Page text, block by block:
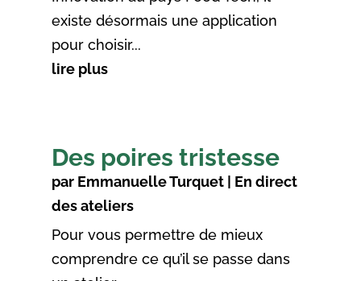
existe désormais une application
pour choisir...
lire plus
Des poires tristesse
par Emmanuelle Turquet| En direct
des ateliers
Pour vous permettre de mieux
comprendre ce qu’il se passe dans